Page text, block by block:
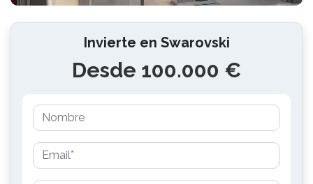
Invierte en Swarovski
Desde 100.000 €